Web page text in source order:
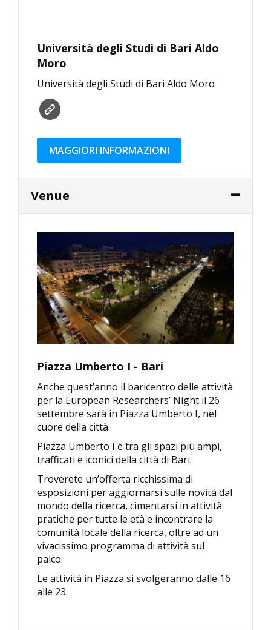
Università degli Studi di Bari Aldo
Moro
Università degli Studi di Bari Aldo Moro
MAGGIORI INFORMAZIONI
Venue
Piazza Umberto I - Bari
Anche quest’anno il baricentro delle attività
per la European Researchers’ Night il 26
settembre sarà in Piazza Umberto I, nel
cuore della città.
Piazza Umberto I è tra gli spazi più ampi,
trafficati e iconici della città di Bari.
Troverete un’offerta ricchissima di
esposizioni per aggiornarsi sulle novità dal
mondo della ricerca, cimentarsi in attività
pratiche per tutte le età e incontrare la
comunità locale della ricerca, oltre ad un
vivacissimo programma di attività sul
palco.
Le attività in Piazza si svolgeranno dalle 16
alle 23.